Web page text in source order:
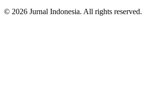
© 2026 Jurnal Indonesia. All rights reserved.